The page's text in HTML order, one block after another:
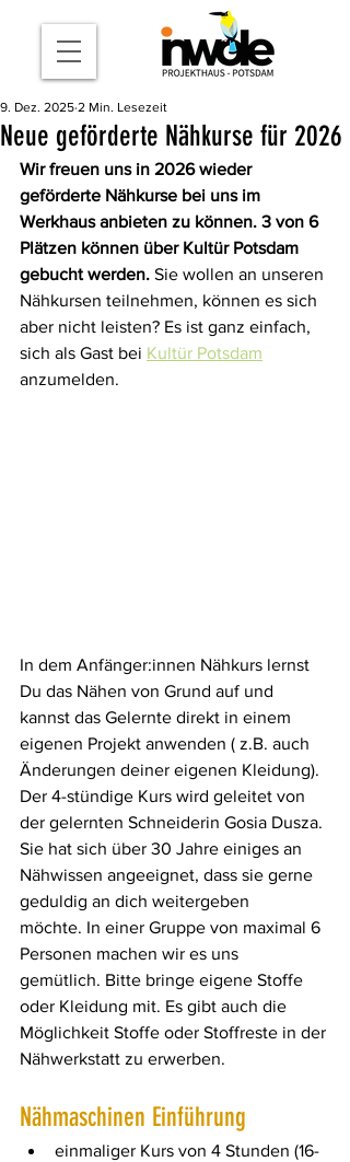
Neue geförderte Nähkurse für 2026
9. Dez. 2025 2 Min. Lesezeit
Wir freuen uns in 2026 wieder
geförderte Nähkurse bei uns im
Werkhaus anbieten zu können. 3 von 6
Plätzen können über Kultür Potsdam
gebucht werden. Sie wollen an unseren
Nähkursen teilnehmen, können es sich
aber nicht leisten? Es ist ganz einfach,
sich als Gast bei Kultür Potsdam
anzumelden.
In dem Anfänger:innen Nähkurs lernst
Du das Nähen von Grund auf und
kannst das Gelernte direkt in einem
eigenen Projekt anwenden ( z.B. auch
Änderungen deiner eigenen Kleidung).
Der 4-stündige Kurs wird geleitet von
der gelernten Schneiderin Gosia Dusza.
Sie hat sich über 30 Jahre einiges an
Nähwissen angeeignet, dass sie gerne
geduldig an dich weitergeben
möchte. In einer Gruppe von maximal 6
Personen machen wir es uns
gemütlich. Bitte bringe eigene Stoffe
oder Kleidung mit. Es gibt auch die
Möglichkeit Stoffe oder Stoffreste in der
Nähwerkstatt zu erwerben.
Nähmaschinen Einführung
einmaliger Kurs von 4 Stunden (16-